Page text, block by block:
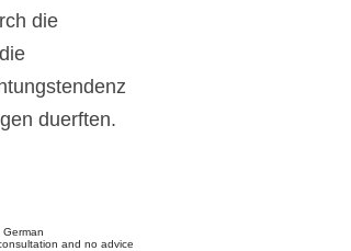
die
duerften.
and no advice